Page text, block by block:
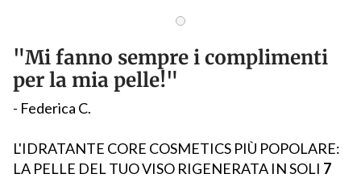
"Mi fanno sempre i complimenti
per la mia pelle!"
- Federica C.
L'IDRATANTE CORE COSMETICS PIÙ POPOLARE:
LA PELLE DEL TUO VISO RIGENERATA IN SOLI 7